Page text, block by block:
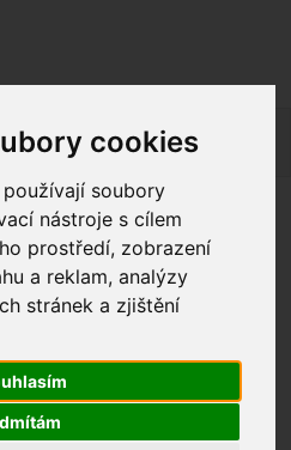
cookies
soubory
nástroje s cílem
prostředí, zobrazení
a reklam, analýzy
stránek a zjištění
je Náš internetový obchod v
on-line nyní nelze vyřídit.